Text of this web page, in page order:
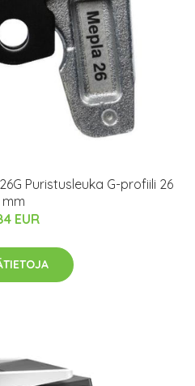
Puristusleuka G-profiili 26
mm
EUR